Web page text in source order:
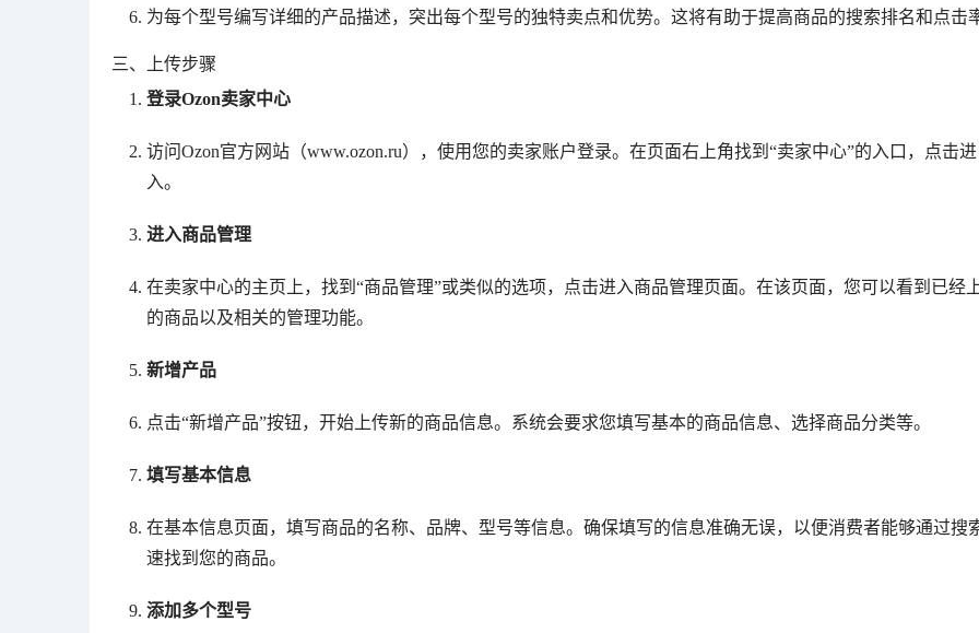
为每个型号编写详细的产品描述，突出每个型号的独特卖点和优势。这将有助于提高商品的搜索排名和点击
三、上传步骤
登录Ozon卖家中心
访问Ozon官方网站（www.ozon.ru），使用您的卖家账户登录。在页面右上角找到“卖家中心”的入口，点击进
入。
进入商品管理
在卖家中心的主页上，找到“商品管理”或类似的选项，点击进入商品管理页面。在该页面，您可以看到已经
的商品以及相关的管理功能。
新增产品
点击“新增产品”按钮，开始上传新的商品信息。系统会要求您填写基本的商品信息、选择商品分类等。
填写基本信息
在基本信息页面，填写商品的名称、品牌、型号等信息。确保填写的信息准确无误，以便消费者能够通过搜
速找到您的商品。
添加多个型号